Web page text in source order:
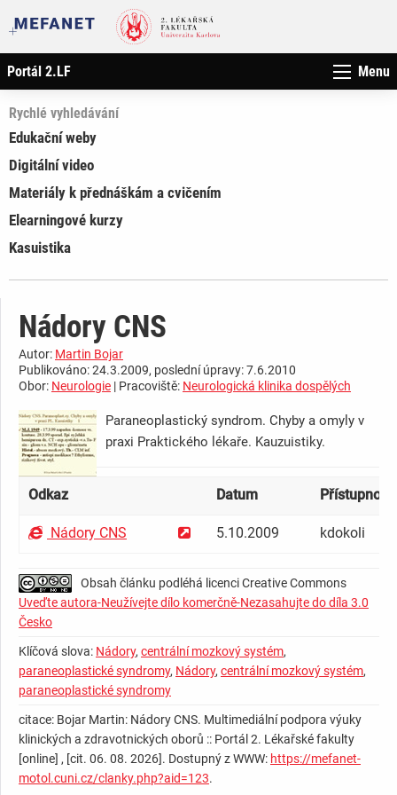
Portál 2.LF Menu
Rychlé vyhledávání
Edukační weby
Digitální video
Materiály k přednáškám a cvičením
Elearningové kurzy
Kasuistika
Nádory CNS
Autor: Martin Bojar
Publikováno: 24.3.2009, poslední úpravy: 7.6.2010
Obor: Neurologie | Pracoviště: Neurologická klinika dospělých
Paraneoplastický syndrom. Chyby a omyly v
praxi Praktického lékaře. Kauzuistiky.
Odkaz Datum Přístupnost
Nádory CNS 5.10.2009 kdokoli
Obsah článku podléhá licenci Creative Commons
Uveďte autora-Neužívejte dílo komerčně-Nezasahujte do díla 3.0
Česko
Klíčová slova: Nádory, centrální mozkový systém,
paraneoplastické syndromy, Nádory, centrální mozkový systém,
paraneoplastické syndromy
citace: Bojar Martin: Nádory CNS. Multimediální podpora výuky
klinických a zdravotnických oborů :: Portál 2. Lékařské fakulty
[online] , [cit. 06. 08. 2026]. Dostupný z WWW: https://mefanet-
motol.cuni.cz/clanky.php?aid=123.